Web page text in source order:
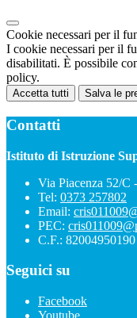
Cookie necessari per il
I cookie necessari per il
disabilitati. È possibile
policy.
Accetta tutti Salva le
Contatti
Istituto di Istruzione
Via Piacenza 52/C
Tel: 0373 257802
Email:
PEC:
C.F.: 82004950190
Seguici su
Facebook
Youtube